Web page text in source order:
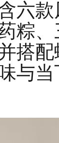
六
粽
搭
与